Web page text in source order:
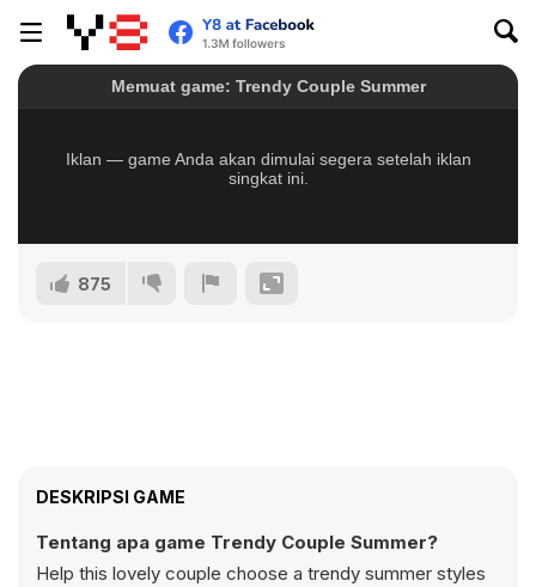
875
DESKRIPSI GAME
Tentang apa game Trendy Couple Summer?
Help this lovely couple choose a trendy summer styles